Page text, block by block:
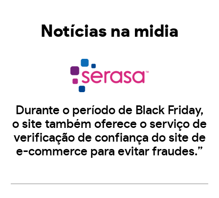
Notícias na midia
Durante o período de Black Friday,
o site também oferece o serviço de
verificação de confiança do site de
e-commerce para evitar fraudes.”